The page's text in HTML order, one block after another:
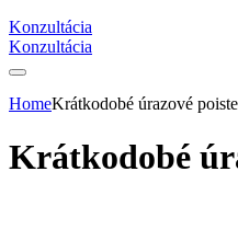
Konzultácia
Konzultácia
HomeKrátkodobé úrazové
Krátkodobé